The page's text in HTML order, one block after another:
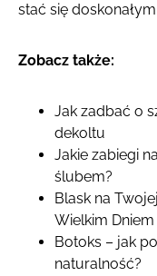
stać się
Zobacz także:
Jak zadbać o
dekoltu
Jakie zabiegi
ślubem?
Blask na
Wielkim Dniem
Botoks – jak
naturalność?